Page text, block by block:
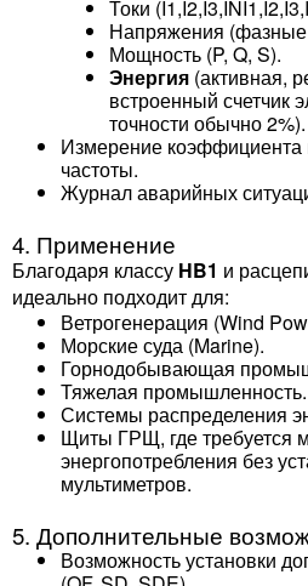
Токи
Напряжения
Мощность (P, Q, S).
Энергия (активная,
встроенный счетчик
точности обычно 2%).
Измерение
частоты.
Журнал аварийных
4. Применение
Благодаря классу HB1 и
идеально подходит для:
Ветрогенерация (Wind
Морские суда (Marine).
Горнодобывающая
Тяжелая промышленность.
Системы распределения
Щиты ГРЩ, где требуется
энергопотребления без
мультиметров.
5. Дополнительные
Возможность установки